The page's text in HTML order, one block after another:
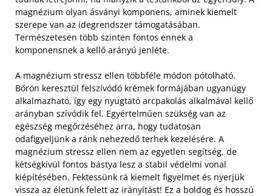
magnézium olyan ásványi komponens, aminek kiemelt
szerepe van az idegrendszer támogatásában.
Természetesen több szinten fontos ennek a
komponensnek a kellő arányú jenléte.
A magnézium stressz ellen többféle módon pótolható.
Bőrön keresztül felszívódó krémek formájában ugyanúgy
alkalmazható, így egy nyugtató arcpakolás alkalmával kellő
arányban szívódik fel. Egyértelműen szükség van az
egészség megőrzéséhez arra, hogy tudatosan
odafigyeljünk a ránk nehezedő terhek kezelésére. A
magnézium stressz ellen nem az egyetlen segítség, de
kétségkívül fontos bástya lesz a stabil védelmi vonal
kiépítésében. Fektessünk rá kiemelt figyelmet és nyerjük
vissza az életünk felett az irányítást! Ez a boldog és hosszú